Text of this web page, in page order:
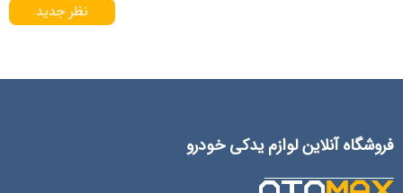
نظر جدید
فروشگاه آنلاین لوازم یدکی خودرو